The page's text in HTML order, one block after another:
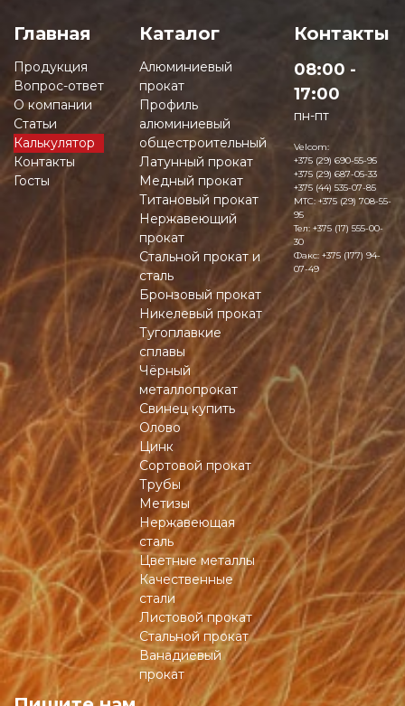
Главная
Продукция
Вопрос-ответ
О компании
Статьи
Калькулятор
Контакты
Госты
Каталог
Алюминиевый
прокат
Профиль
алюминиевый
общестроительный
Латунный прокат
Медный прокат
Титановый прокат
Нержавеющий
прокат
Стальной прокат и
сталь
Бронзовый прокат
Никелевый прокат
Тугоплавкие
сплавы
Чёрный
металлопрокат
Свинец купить
Олово
Цинк
Сортовой прокат
Трубы
Метизы
Нержавеющая
сталь
Цветные металлы
Качественные
стали
Листовой прокат
Стальной прокат
Ванадиевый
прокат
Контакты
08:00 -
17:00
пн-пт
Velcom:
+375 (29) 690-55-95
+375 (29) 687-05-33
+375 (44) 535-07-85
MTC:+375 (29) 708-55-
95
Тел: +375 (17) 555-00-
30
Факс: +375 (177) 94-
07-49